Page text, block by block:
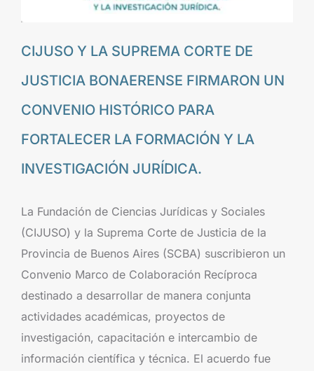
CIJUSO Y LA SUPREMA CORTE DE
JUSTICIA BONAERENSE FIRMARON UN
CONVENIO HISTÓRICO PARA
FORTALECER LA FORMACIÓN Y LA
INVESTIGACIÓN JURÍDICA.
La Fundación de Ciencias Jurídicas y Sociales
(CIJUSO) y la Suprema Corte de Justicia de la
Provincia de Buenos Aires (SCBA) suscribieron un
Convenio Marco de Colaboración Recíproca
destinado a desarrollar de manera conjunta
actividades académicas, proyectos de
investigación, capacitación e intercambio de
información científica y técnica. El acuerdo fue